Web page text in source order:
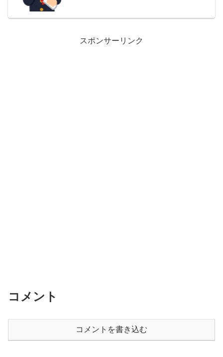
スポンサーリンク
コメント
コメントを書き込む